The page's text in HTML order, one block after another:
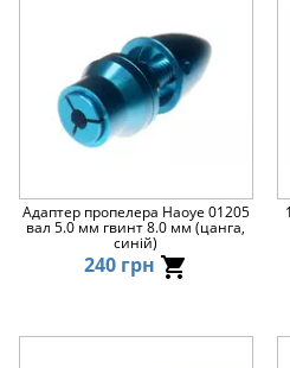
Адаптер пропелера Haoye 01205
вал 5.0 мм гвинт 8.0 мм (цанга,
синій)
240 грн